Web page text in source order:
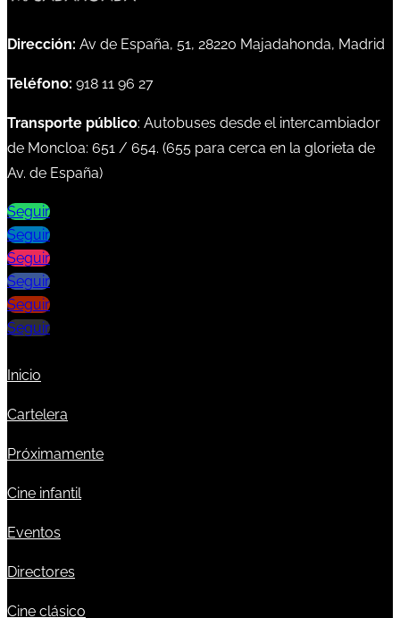
Dirección: Av de España, 51, 28220 Majadahonda, Madrid
Teléfono: 918 11 96 27
Transporte público: Autobuses desde el intercambiador
de Moncloa: 651 / 654. (655 para cerca en la glorieta de
Av. de España)
Seguir
Seguir
Seguir
Seguir
Seguir
Seguir
Inicio
Cartelera
Próximamente
Cine infantil
Eventos
Directores
Cine clásico